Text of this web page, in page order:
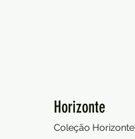
Horizonte
Coleção Horizonte